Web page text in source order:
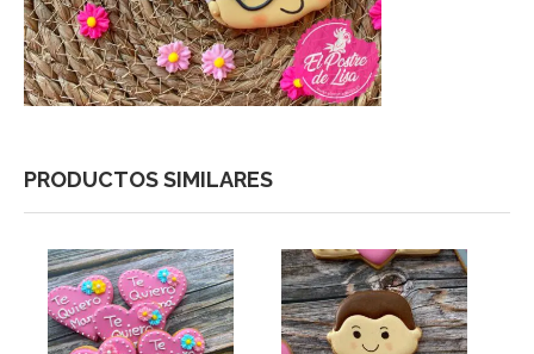
PRODUCTOS SIMILARES